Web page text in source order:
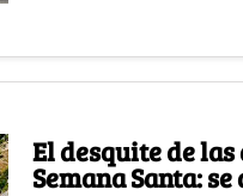
El desquite de
Semana Santa: